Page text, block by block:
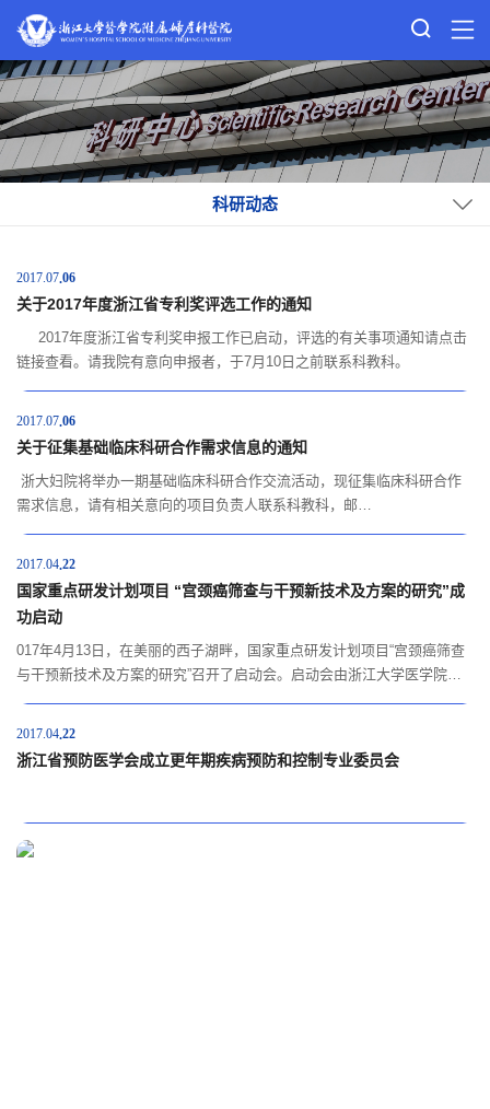
科研动态
06
2017.07
关于2017年度浙江省专利奖评选工作的通知
2017年度浙江省专利奖申报工作已启动，评选的有关事项通知请点击
链接查看。请我院有意向申报者，于7月10日之前联系科教科。
06
2017.07
关于征集基础临床科研合作需求信息的通知
浙大妇院将举办一期基础临床科研合作交流活动，现征集临床科研合作
需求信息，请有相关意向的项目负责人联系科教科，邮
22
2017.04
国家重点研发计划项目 “宫颈癌筛查与干预新技术及方案的研究”成
功启动
017年4月13日，在美丽的西子湖畔，国家重点研发计划项目“宫颈癌筛查
与干预新技术及方案的研究”召开了启动会。启动会由浙江大学医学院科
会妇科肿瘤...
22
2017.04
浙江省预防医学会成立更年期疾病预防和控制专业委员会